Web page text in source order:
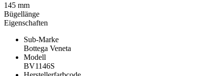
Eigenschaften
Sub-Marke
Bottega Veneta
Modell
BV1146S
145 mm
Bügellänge